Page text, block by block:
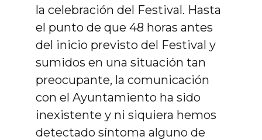
la celebración del Festival. Hasta
el punto de que 48 horas antes
del inicio previsto del Festival y
sumidos en una situación tan
preocupante, la comunicación
con el Ayuntamiento ha sido
inexistente y ni siquiera hemos
detectado síntoma alguno de